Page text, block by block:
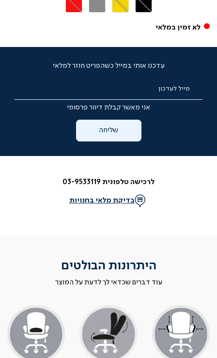
לא זמין במלאי
עדכנו אותי במייל כשהפריט חוזר למלאי
מייל לעדכון
אני מאשר קבלת דיוור פרסומי
שליחה
לרכישה טלפונית 03-9533119
בדיקת מלאי בחנויות
היתרונות הבולטים
עוד דברים שכדאי לך לדעת על המוצר